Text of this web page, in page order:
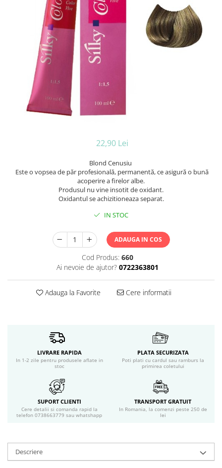
Ceara de par si gel
Accesorii par
Cosmetice profesionale
Sampon de par
Tratamente si masca de par
Vopsea de par si oxidant
Accesorii tuns si vopsit
Hair styling
Balsam de par
Ingrijire corp
Spuma si saruri de baie
Produse pentru epilare
Produse pentru protectie solara
Accesorii ingrijire corp
Creion si tus ochi
Accesorii machiaj
Periute de dinti
Ata dentara
Adeziv dentar si ingrijire proteza
Geluri si deodorante igiena intima
Produse manichiura & pedichiura
22,90 Lei
Blond Cenusiu
Este o vopsea de păr profesională, permanentă, ce asigură o bună
acoperire a firelor albe.
Produsul nu vine insotit de oxidant.
Oxidantul se achizitioneaza separat.
IN STOC
ADAUGA IN COS
Cod Produs: 660
Ai nevoie de ajutor? 0722363801
Adauga la Favorite Cere informatii
LIVRARE RAPIDA
In 1-2 zile pentru produsele aflate in
stoc
PLATA SECURIZATA
Poti plati cu cardul sau ramburs la
primirea coletului
SUPORT CLIENTI
Cere detalii si comanda rapid la
telefon 0738663779 sau whatshapp
TRANSPORT GRATUIT
In Romania, la comenzi peste 250 de
lei
Descriere